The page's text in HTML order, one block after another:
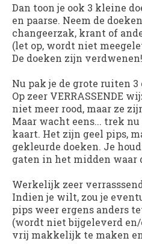
Dan toon je ook 3 kleine
en paarse. Neem de
changeerzak, krant of
(let op, wordt niet
De doeken zijn verdwenen!
Nu pak je de grote ruiten 3
Op zeer VERRASSENDE
niet meer rood, maar ze
Maar wacht eens... trek nu
kaart. Het zijn geel pips,
gekleurde doeken. Je
gaten in het midden waar
Werkelijk zeer
Indien je wilt, zou je
pips weer ergens anders
(wordt niet bijgeleverd
vrij makkelijk te maken